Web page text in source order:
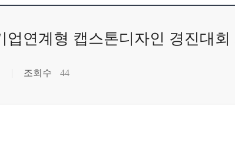
업연계형 캡스톤디자인 경진대회
조회수 44